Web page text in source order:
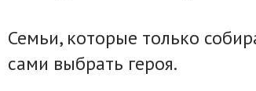
Семьи, которые только
сами выбрать героя.